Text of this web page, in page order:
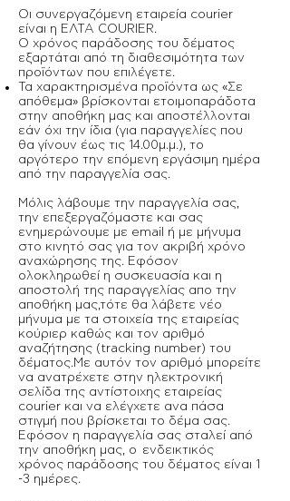
Οι συνεργαζόμενη εταιρεία courier
είναι η ΕΛΤΑ COURIER.
Ο χρόνος παράδοσης του δέματος
εξαρτάται από τη διαθεσιμότητα των
προϊόντων που επιλέγετε.
Τα χαρακτηρισμένα προϊόντα ως «Σε
απόθεμα» βρίσκονται ετοιμοπαράδοτα
στην αποθήκη μας και αποστέλλονται
εάν όχι την ίδια (για παραγγελίες που
θα γίνουν έως τις 14.00μ.μ.), το
αργότερο την επόμενη εργάσιμη ημέρα
από την παραγγελία σας.
Μόλις λάβουμε την παραγγελία σας,
την επεξεργαζόμαστε και σας
ενημερώνουμε με email ή με μήνυμα
στο κινητό σας για τον ακριβή χρόνο
αναχώρησης της. Εφόσον
ολοκληρωθεί η συσκευασία και η
αποστολή της παραγγελίας απο την
αποθήκη μας,τότε θα λάβετε νέο
μήνυμα με τα στοιχεία της εταιρείας
κούριερ καθώς και τον αριθμό
αναζήτησης (tracking number) του
δέματος.Με αυτόν τον αριθμό μπορείτε
να ανατρέχετε στην ηλεκτρονική
σελίδα της αντίστοιχης εταιρείας
courier και να ελέγχετε ανα πάσα
στιγμή που βρίσκεται το δέμα σας.
Εφόσον η παραγγελία σας σταλεί από
την αποθήκη μας, ο ενδεικτικός
χρόνος παράδοσης του δέματος είναι 1
-3 ημέρες.